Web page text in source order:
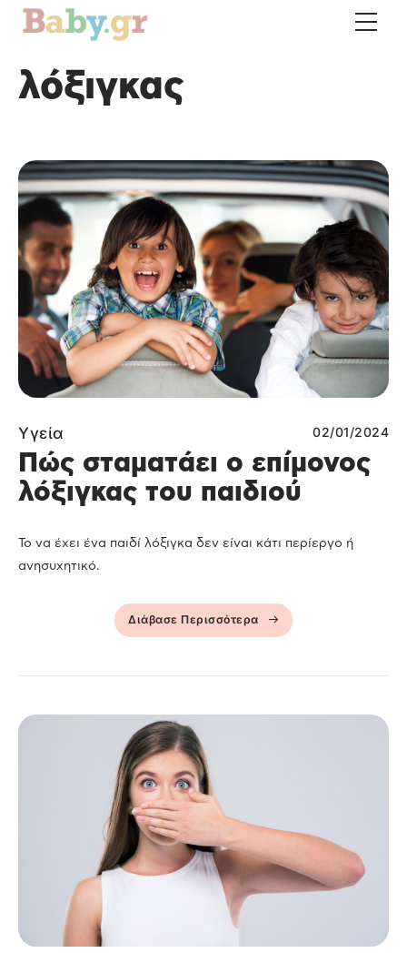
λόξιγκας
Υγεία 02/01/2024
Πώς σταματάει ο επίμονος
λόξιγκας του παιδιού
Το να έχει ένα παιδί λόξιγκα δεν είναι κάτι περίεργο ή
ανησυχητικό.
Διάβασε Περισσότερα